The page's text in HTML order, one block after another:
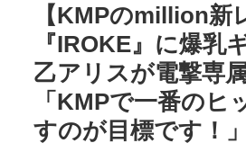
【KMPのmillion新
『IROKE』に爆乳
乙アリスが電撃専
「KMPで一番のヒ
すのが目標です！」